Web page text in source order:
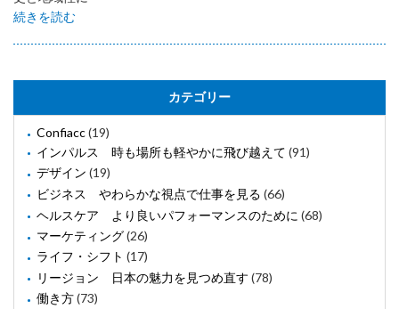
続きを読む
カテゴリー
Confiacc(19)
インパルス 時も場所も軽やかに飛び越えて (91)
デザイン (19)
ビジネス やわらかな視点で仕事を見る (66)
ヘルスケア より良いパフォーマンスのために (68)
マーケティング(26)
ライフ・シフト (17)
リージョン 日本の魅力を見つめ直す (78)
働き方(73)